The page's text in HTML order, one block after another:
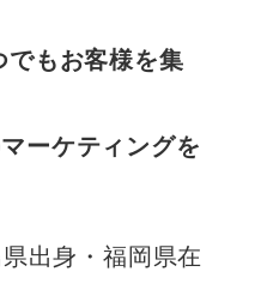
でもお客様を集
ーケティングを
出身・福岡県在